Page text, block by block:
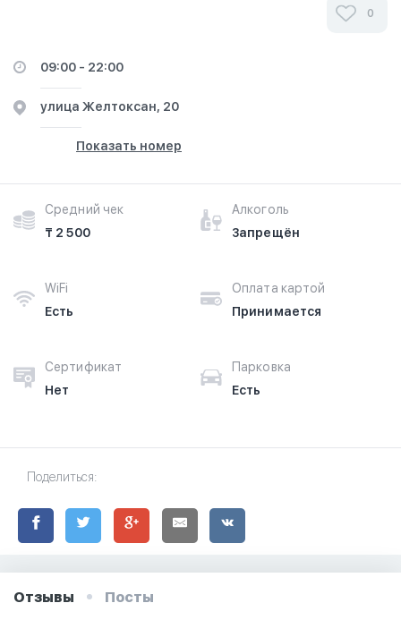
0
09:00 - 22:00
​улица Желтоксан, 20
Показать номер
Средний чек
₸ 2 500
Алкоголь
Запрещён
WiFi
Есть
Оплата картой
Принимается
Сертификат
Нет
Парковка
Есть
Поделиться:
Отзывы Посты